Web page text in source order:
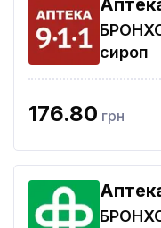
сироп
176.80 грн